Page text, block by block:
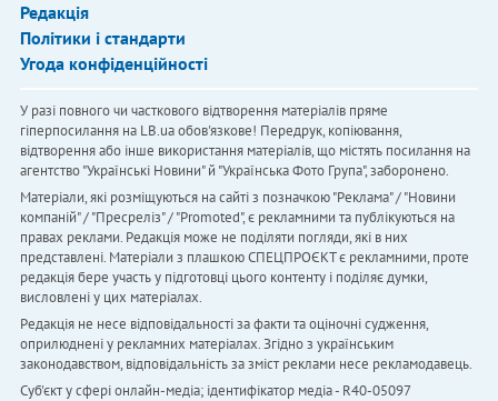
Редакція
Політики і стандарти
Угода конфіденційності
У разі повного чи часткового відтворення матеріалів пряме
гіперпосилання на LB.ua обов'язкове! Передрук, копіювання,
відтворення або інше використання матеріалів, що містять посилання на
агентство "Українськi Новини" й "Українська Фото Група", заборонено.
Матеріали, які розміщуються на сайті з позначкою "Реклама" / "Новини
компаній" / "Пресреліз" / "Promoted", є рекламними та публікуються на
правах реклами. Редакція може не поділяти погляди, які в них
представлені. Матеріали з плашкою СПЕЦПРОЄКТ є рекламними, проте
редакція бере участь у підготовці цього контенту і поділяє думки,
висловлені у цих матеріалах.
Редакція не несе відповідальності за факти та оціночні судження,
оприлюднені у рекламних матеріалах. Згідно з українським
законодавством, відповідальність за зміст реклами несе рекламодавець.
Cуб'єкт у сфері онлайн-медіа; ідентифікатор медіа - R40-05097